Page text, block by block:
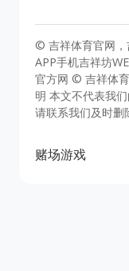
© 吉祥体育官网
APP手机吉祥坊
官方网 © 吉祥体
明 本文不代表我
请联系我们及时删
赌场游戏